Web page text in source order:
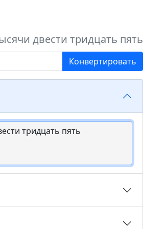
двести тридцать пять
Конвертировать